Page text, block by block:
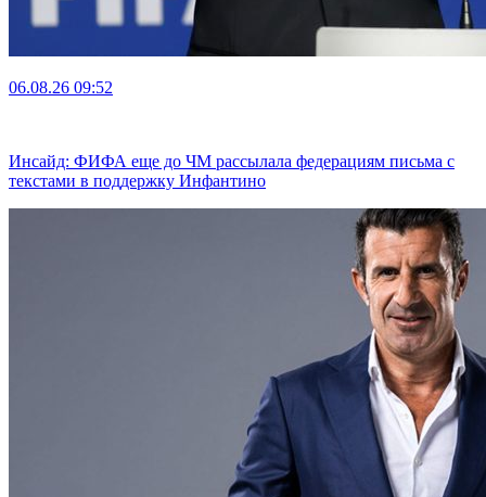
06.08.26 09:52
Инсайд: ФИФА еще до ЧМ рассылала федерациям письма с
текстами в поддержку Инфантино